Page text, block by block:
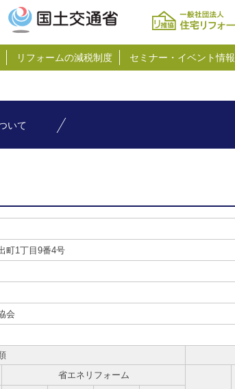
リフォームの減税制度 セミナー・イベント情報
いて
町1丁目9番4号
会
省エネリフォーム